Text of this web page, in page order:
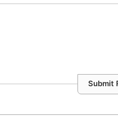
Submit